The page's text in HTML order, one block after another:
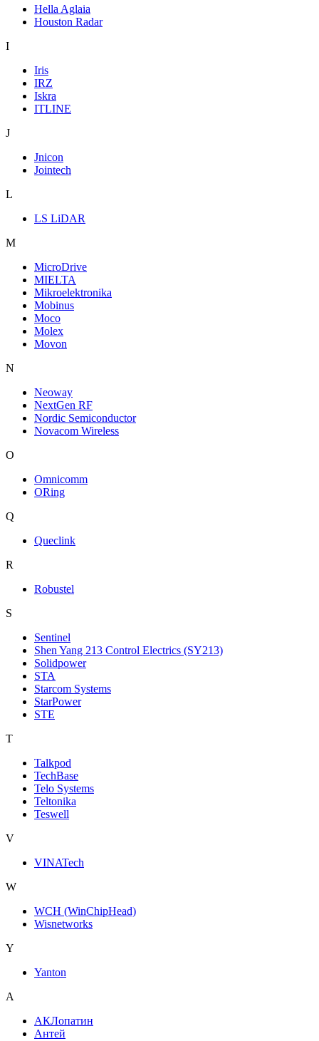
Hella Aglaia
Houston Radar
I
Iris
IRZ
Iskra
ITLINE
J
Jnicon
Jointech
L
LS LiDAR
M
MicroDrive
MIELTA
Mikroelektronika
Mobinus
Moco
Molex
Movon
N
Neoway
NextGen RF
Nordic Semiconductor
Novacom Wireless
O
Omnicomm
ORing
Q
Queclink
R
Robustel
S
Sentinel
Shen Yang 213 Control Electrics (SY213)
Solidpower
STA
Starcom Systems
StarPower
STE
T
Talkpod
TechBase
Telo Systems
Teltonika
Teswell
V
VINATech
W
WCH (WinChipHead)
Wisnetworks
Y
Yanton
А
АКЛопатин
Антей